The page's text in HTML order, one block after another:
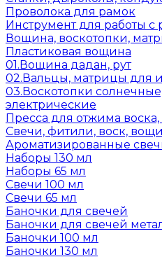
Проволока для рамок
Инструмент для работы
Вощина, воскотопки,
Пластиковая вощина
01.Вощина дадан, рут
02.Вальцы, матрицы для
03.Воскотопки
электрические
Пресса для отжима воска,
Свечи, фитили, воск,
Ароматизированные
Наборы 130 мл
Наборы 65 мл
Свечи 100 мл
Свечи 65 мл
Баночки для свечей
Баночки для свечей
Баночки 100 мл
Баночки 130 мл